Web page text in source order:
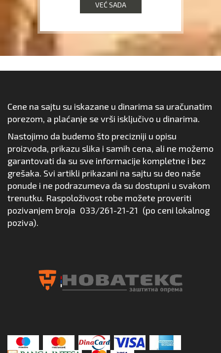
VEĆ SADA
Cene na sajtu su iskazane u dinarima sa uračunatim
porezom, a plaćanje se vrši isključivo u dinarima.
Nastojimo da budemo što precizniji u opisu
proizvoda, prikazu slika i samih cena, ali ne možemo
garantovati da su sve informacije kompletne i bez
grešaka. Svi artikli prikazani na sajtu su deo naše
ponude i ne podrazumeva da su dostupni u svakom
trenutku. Raspoloživost robe možete proveriti
pozivanjem broja 033/261-21-21 (po ceni lokalnog
poziva).